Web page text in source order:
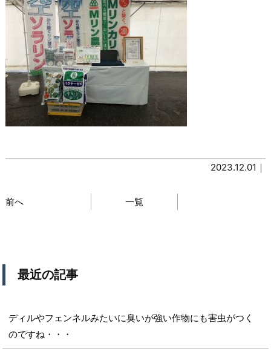
2023.12.01｜
前へ 一覧
最近の記事
ディルやフェンネルみたいに臭いが強い作物にも害虫がつく
のですね・・・